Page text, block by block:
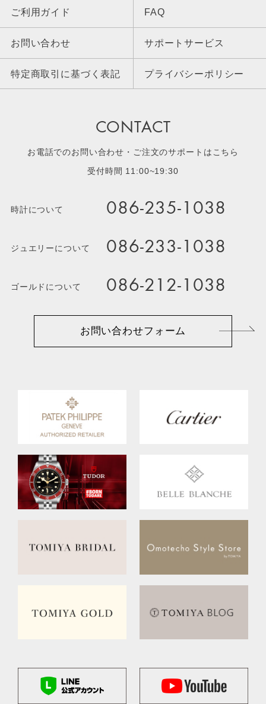
ご利用ガイド FAQ
お問い合わせ サポートサービス
特定商取引に基づく表記 プライバシーポリシー
CONTACT
お電話でのお問い合わせ・ご注文のサポートはこちら
受付時間 11:00~19:30
時計について 086-235-1038
ジュエリーについて 086-233-1038
ゴールドについて 086-212-1038
お問い合わせフォーム